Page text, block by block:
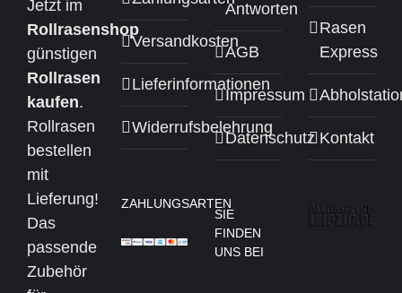
Jetzt im
Rollrasenshop
günstigen
Rollrasen
kaufen.
Rollrasen
bestellen
mit
Lieferung!
Das
passende
Zubehör
Versandkosten
Lieferinformationen
Widerrufsbelehrung
ZAHLUNGSARTEN
Antworten
AGB
Impressum
Datenschutz
SIE
FINDEN
UNS BEI
Rasen
Express
Kontakt